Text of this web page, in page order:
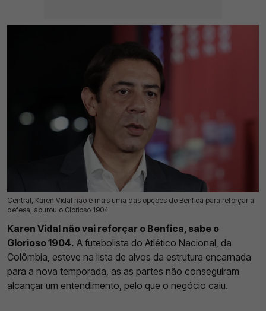
Central, Karen Vidal não é mais uma das opções do Benfica para reforçar a
defesa, apurou o Glorioso 1904
19 Jul 2026 | 03:00 | 0
Karen Vidal não vai reforçar o Benfica, sabe o
Glorioso 1904. A futebolista do Atlético Nacional, da
Colômbia, esteve na lista de alvos da estrutura encarnada
para a nova temporada, as as partes não conseguiram
alcançar um entendimento, pelo que o negócio caiu.